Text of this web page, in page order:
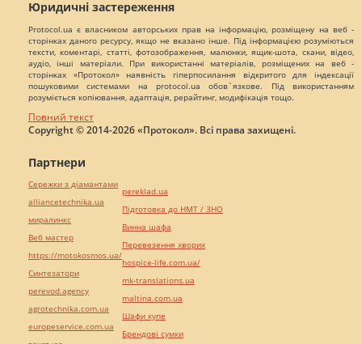
Юридичні застереження
Protocol.ua є власником авторських прав на інформацію, розміщену на веб -
сторінках даного ресурсу, якщо не вказано інше. Під інформацією розуміються
тексти, коментарі, статті, фотозображення, малюнки, ящик-шота, скани, відео,
аудіо, інші матеріали. При використанні матеріалів, розміщених на веб -
сторінках «Протокол» наявність гіперпосилання відкритого для індексації
пошуковими системами на protocol.ua обов`язкове. Під використанням
розуміється копіювання, адаптація, рерайтинг, модифікація тощо.
Повний текст
Copyright © 2014-2026 «Протокол». Всі права захищені.
Партнери
Сережки з діамантами
alliancetechnika.ua
миралинкс
Веб мастер
https://motokosmos.ua/
Синтезатори
perevod.agency
agrotechnika.com.ua
europeservice.com.ua
pereklad.ua
Підготовка до НМТ / ЗНО
Винна шафа
Перевезення хворих
hospice-life.com.ua/
mk-translations.ua
maltina.com.ua
Шафи купе
Брендові сумки